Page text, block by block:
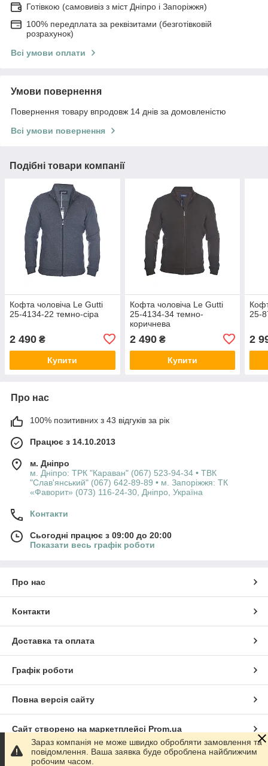
Готівкою (самовивіз з міст Дніпро і Запоріжжя)
100% передплата за реквізитами (безготівковій
розрахунок)
Всі умови оплати
Умови повернення
Повернення товару впродовж 14 днів за домовленістю
Всі умови повернення
Подібні товари компанії
Кофта чоловіча Le Gutti
25-4134-22 темно-сіра
2 490 ₴
Купити
Кофта чоловіча Le Gutti
25-4134-34 темно-
коричнева
2 490₴
Купити
25-
2
Про нас
100% позитивних з 43 відгуків за рік
Працює з 14.10.2013
м. Дніпро
м. Дніпро: ТРК "Караван" (067) 523-94-34 • ТВК
"Слав'янський" (067) 642-89-89 • м. Запоріжжя: ТК
«Фаворит» (073) 116-24-30, Дніпро, Україна
Контакти
Сьогодні працює з 09:00 до 20:00
Показати весь графік роботи
Про нас
Контакти
Доставка та оплата
Графік роботи
Повна версія сайту
Сайт створено на маркетплейсі Prom.ua
Політика конфіденційності
Зараз компанія не може швидко обробляти замовлення та
повідомлення. Ваша заявка буде оброблена найближчим
робочим часом.